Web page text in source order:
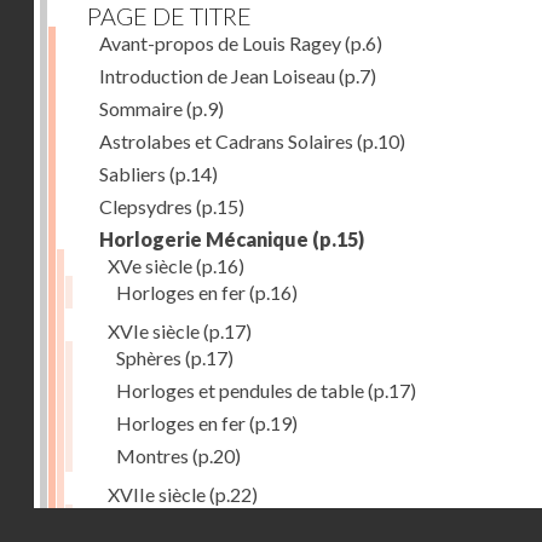
PAGE DE TITRE
Avant-propos de Louis Ragey(p.6)
Introduction de Jean Loiseau(p.7)
Sommaire(p.9)
Astrolabes et Cadrans Solaires (p.10)
Sabliers (p.14)
Clepsydres (p.15)
Horlogerie Mécanique (p.15)
XVe siècle(p.16)
Horloges en fer(p.16)
XVIe siècle(p.17)
Sphères (p.17)
Horloges et pendules de table(p.17)
Horloges en fer(p.19)
Montres (p.20)
XVIIe siècle(p.22)